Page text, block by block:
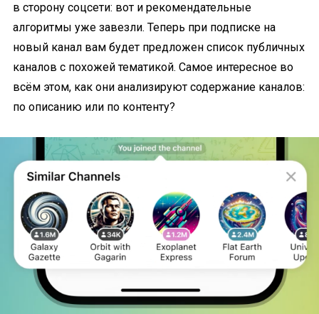
в сторону соцсети: вот и рекомендательные
алгоритмы уже завезли. Теперь при подписке на
новый канал вам будет предложен список публичных
каналов с похожей тематикой. Самое интересное во
всём этом, как они анализируют содержание каналов:
по описанию или по контенту?